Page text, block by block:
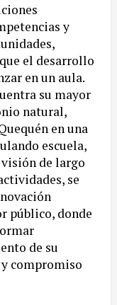
y
el desarrollo
en un aula.
su mayor
natural,
en una
escuela,
de largo
se
público, donde
de su
compromiso